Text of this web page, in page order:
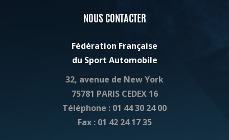
NOUS CONTACTER
Fédération Française
du Sport Automobile
32, avenue de New York
75781 PARIS CEDEX 16
Téléphone : 01 44 30 24 00
Fax : 01 42 24 17 35